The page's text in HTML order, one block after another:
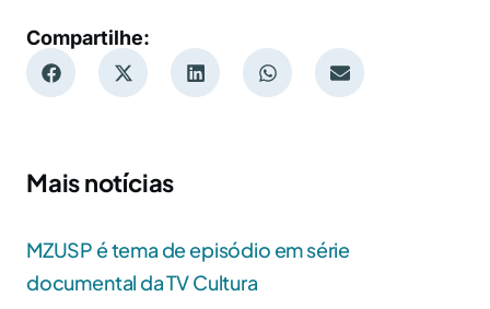
Compartilhe:
Mais notícias
MZUSP é tema de episódio em série
documental da TV Cultura